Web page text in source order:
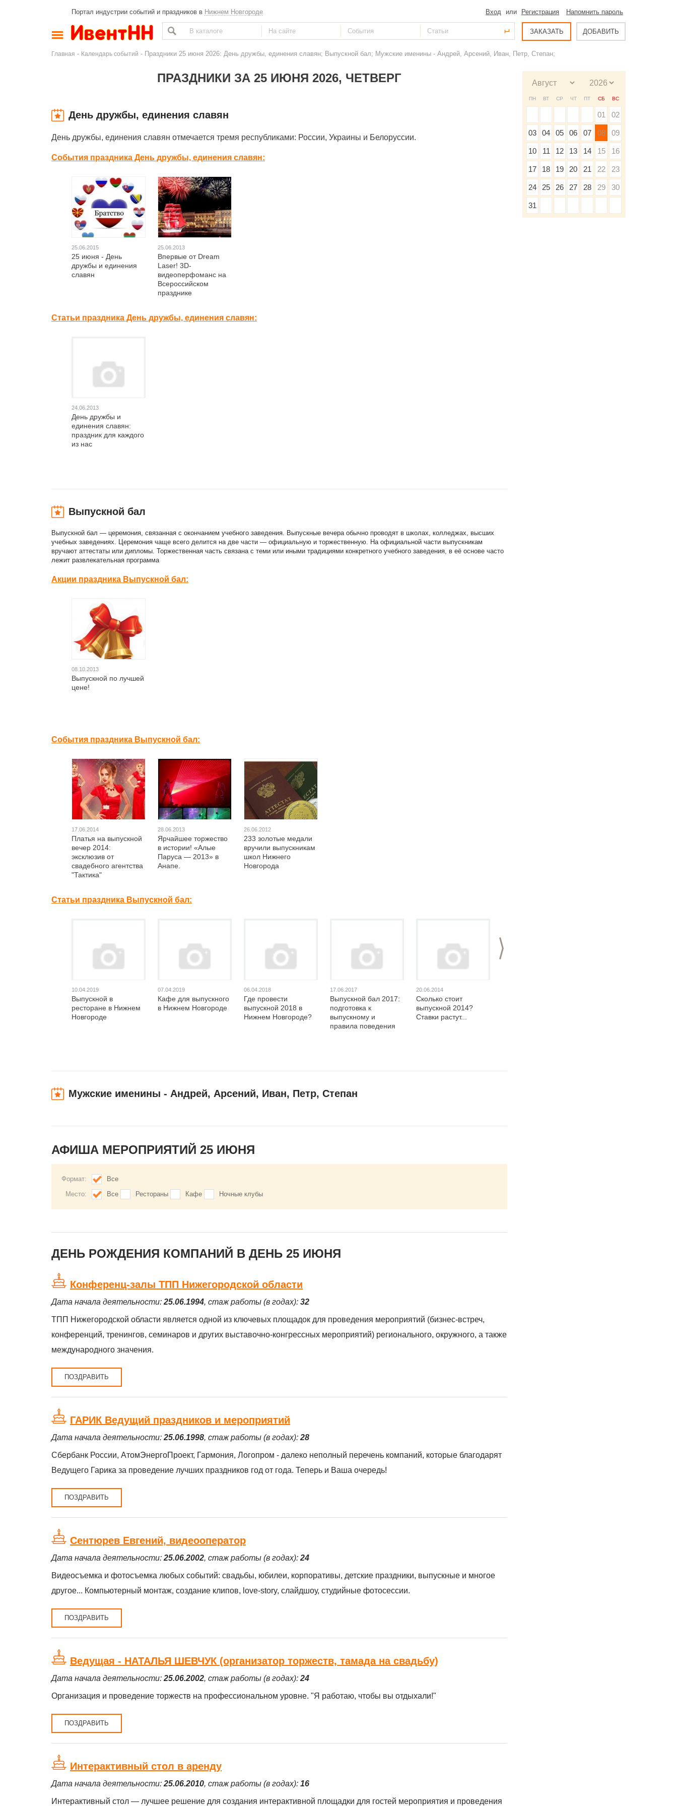
Портал индустрии событий и праздников в Нижнем Новгороде Вход или Регистрация Напомнить пароль
ЗАКАЗАТЬ ДОБАВИТЬ
Главная - Календарь событий - Праздники 25 июня 2026: День дружбы, единения славян; Выпускной бал; Мужские именины - Андрей, Арсений, Иван, Петр, Степан;
ПРАЗДНИКИ ЗА 25 ИЮНЯ 2026, ЧЕТВЕРГ
День дружбы, единения славян
День дружбы, единения славян отмечается тремя республиками: России, Украины и Белоруссии.
События праздника День дружбы, единения славян:
25.06.2015
25 июня - День
дружбы и единения
славян
25.06.2013
Впервые от Dream
Laser! 3D-
видеоперфоманс на
Всероссийском
празднике
Статьи праздника День дружбы, единения славян:
24.06.2013
День дружбы и
единения славян:
праздник для каждого
из нас
Выпускной бал
Выпускной бал — церемония, связанная с окончанием учебного заведения. Выпускные вечера обычно проводят в школах, колледжах, высших
учебных заведениях. Церемония чаще всего делится на две части — официальную и торжественную. На официальной части выпускникам
вручают аттестаты или дипломы. Торжественная часть связана с теми или иными традициями конкретного учебного заведения, в её основе часто
лежит развлекательная программа
Акции праздника Выпускной бал:
08.10.2013
Выпускной по лучшей
цене!
События праздника Выпускной бал:
17.06.2014
Платья на выпускной
вечер 2014:
эксклюзив от
свадебного агентства
"Тактика"
28.06.2013
Ярчайшее торжество
в истории! «Алые
Паруса — 2013» в
Анапе.
26.06.2012
233 золотые медали
вручили выпускникам
школ Нижнего
Новгорода
Статьи праздника Выпускной бал:
>
10.04.2019
Выпускной в
ресторане в Нижнем
Новгороде
07.04.2019
Кафе для выпускного
в Нижнем Новгороде
06.04.2018
Где провести
выпускной 2018 в
Нижнем Новгороде?
17.06.2017
Выпускной бал 2017:
подготовка к
выпускному и
правила поведения
20.06.2014
Сколько стоит
выпускной 2014?
Ставки растут...
Мужские именины - Андрей, Арсений, Иван, Петр, Степан
АФИША МЕРОПРИЯТИЙ 25 ИЮНЯ
Формат:
Все
Место:
Все Рестораны Кафе Ночные клубы
ДЕНЬ РОЖДЕНИЯ КОМПАНИЙ В ДЕНЬ 25 ИЮНЯ
Конференц-залы ТПП Нижегородской области
Дата начала деятельности: 25.06.1994, стаж работы (в годах): 32
ТПП Нижегородской области является одной из ключевых площадок для проведения мероприятий (бизнес-встреч,
конференций, тренингов, семинаров и других выставочно-конгрессных мероприятий) регионального, окружного, а также
международного значения.
ПОЗДРАВИТЬ
ГАРИК Ведущий праздников и мероприятий
Дата начала деятельности: 25.06.1998, стаж работы (в годах): 28
Сбербанк России, АтомЭнергоПроект, Гармония, Логопром - далеко неполный перечень компаний, которые благодарят
Ведущего Гарика за проведение лучших праздников год от года. Теперь и Ваша очередь!
ПОЗДРАВИТЬ
Сентюрев Евгений, видеооператор
Дата начала деятельности: 25.06.2002, стаж работы (в годах): 24
Видеосъемка и фотосъемка любых событий: свадьбы, юбилеи, корпоративы, детские праздники, выпускные и многое
другое... Компьютерный монтаж, создание клипов, love-story, слайдшоу, студийные фотосессии.
ПОЗДРАВИТЬ
Ведущая - НАТАЛЬЯ ШЕВЧУК (организатор торжеств, тамада на свадьбу)
Дата начала деятельности: 25.06.2002, стаж работы (в годах): 24
Организация и проведение торжеств на профессиональном уровне. "Я работаю, чтобы вы отдыхали!"
ПОЗДРАВИТЬ
Интерактивный стол в аренду
Дата начала деятельности: 25.06.2010, стаж работы (в годах): 16
Интерактивный стол — лучшее решение для создания интерактивной площадки для гостей мероприятия и проведения
ПН ВТ СР ЧТ ПТ СБ ВС
01 02
03 04 05 06 07 08 09
10 11 12 13 14 15 16
17 18 19 20 21 22 23
24 25 26 27 28 29 30
31